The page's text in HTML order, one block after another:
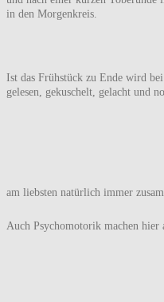
in den Morgenkreis.
Ist das Frühstück zu Ende wird
gelesen, gekuschelt, gelacht und
am liebsten natürlich immer
Auch Psychomotorik machen hier